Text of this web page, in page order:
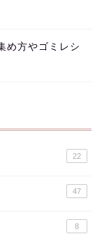
め方やゴミレシ
22
47
8